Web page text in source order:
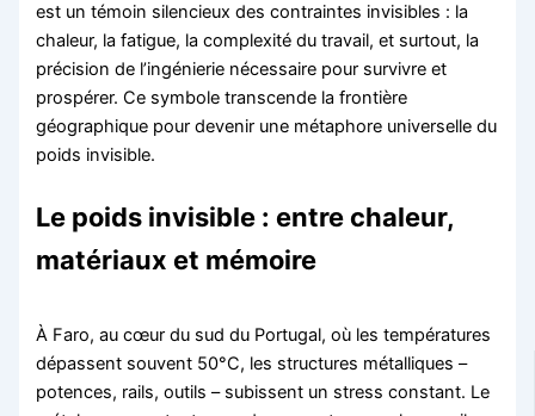
est un témoin silencieux des contraintes invisibles : la
chaleur, la fatigue, la complexité du travail, et surtout, la
précision de l’ingénierie nécessaire pour survivre et
prospérer. Ce symbole transcende la frontière
géographique pour devenir une métaphore universelle du
poids invisible.
Le poids invisible : entre chaleur,
matériaux et mémoire
À Faro, au cœur du sud du Portugal, où les températures
dépassent souvent 50°C, les structures métalliques –
potences, rails, outils – subissent un stress constant. Le